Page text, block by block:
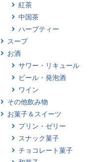
紅茶
中国茶
ハーブティー
スープ
お酒
サワー・リキュール
ビール・発泡酒
ワイン
その他飲み物
お菓子＆スイーツ
プリン・ゼリー
スナック菓子
チョコレート菓子